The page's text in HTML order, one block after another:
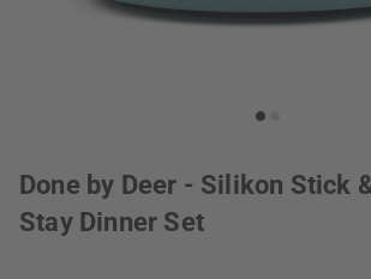
Done by Deer - Silikon Stick
Stay Dinner Set